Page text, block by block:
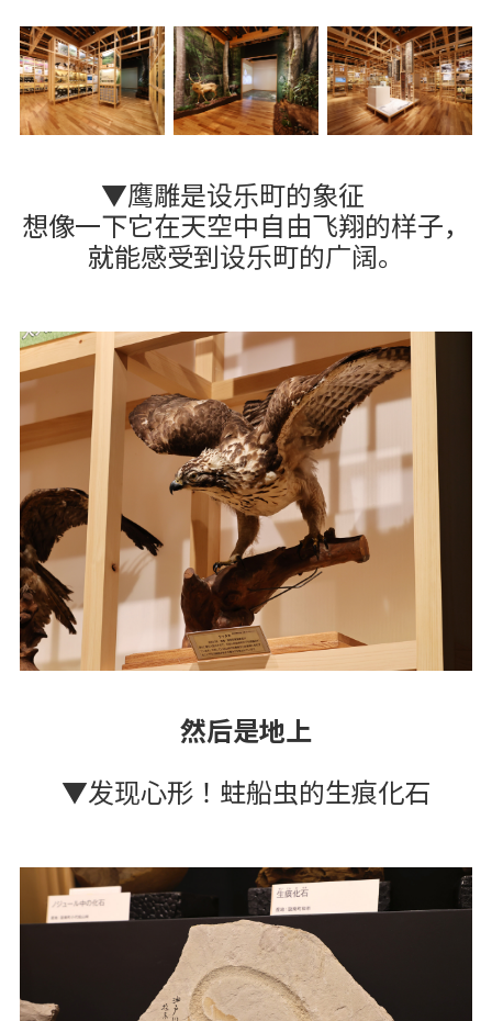
▼鹰雕是设乐町的象征
想像一下它在天空中自由飞翔的样子，
就能感受到设乐町的广阔。
然后是地上
▼发现心形！蛀船虫的生痕化石